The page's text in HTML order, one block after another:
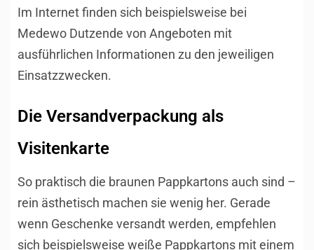
Im Internet finden sich beispielsweise bei
Medewo Dutzende von Angeboten mit
ausführlichen Informationen zu den jeweiligen
Einsatzzwecken.
Die Versandverpackung als
Visitenkarte
So praktisch die braunen Pappkartons auch sind –
rein ästhetisch machen sie wenig her. Gerade
wenn Geschenke versandt werden, empfehlen
sich beispielsweise weiße Pappkartons mit einem